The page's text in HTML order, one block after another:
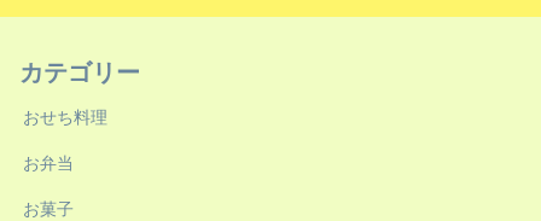
カテゴリー
おせち料理
お弁当
お菓子